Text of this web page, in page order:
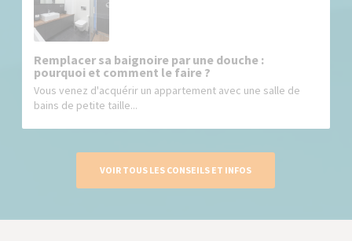
Remplacer sa baignoire par une douche :
pourquoi et comment le faire ?
Vous venez d'acquérir un appartement avec une salle de
bains de petite taille...
VOIR TOUS LES CONSEILS ET INFOS